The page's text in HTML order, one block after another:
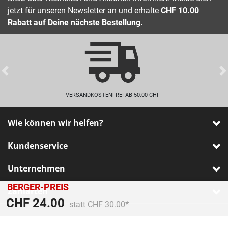
BERGER-PREIS
CHF 24.00 Preis reduziert von
statt CHF 30.00
An
jetzt für unseren Newsletter an und erhalte CHF 10.00
Rabatt auf Deine nächste Bestellung.
VERSANDKOSTENFREI AB 50.00 CHF
Previous
Wie können wir helfen?
Kundenservice
Unternehmen
Zahlarten